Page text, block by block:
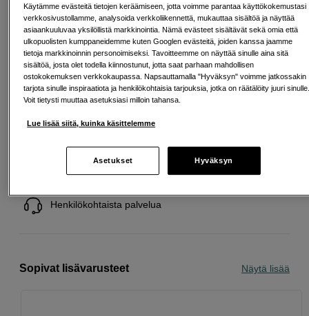
välilehteen)
Energialuokka
Tuotelehti
Ilmainen toimitus yli 200 EUR ostoksille
Osta nyt ja maksa myöhemmin
Henkilökohtaista palvelua
Sopivat lisävarusteet Näytä lisää
Käytämme evästeitä tietojen keräämiseen, jotta voimme parantaa käyttökokemustasi
verkkosivustollamme, analysoida verkkoliikennettä, mukauttaa sisältöä ja näyttää
asiaankuuluvaa yksilöllistä markkinointia. Nämä evästeet sisältävät sekä omia että
ulkopuolisten kumppaneidemme kuten Googlen evästeitä, joiden kanssa jaamme
tietoja markkinoinnin personoimiseksi. Tavoitteemme on näyttää sinulle aina sitä
sisältöä, josta olet todella kiinnostunut, jotta saat parhaan mahdollisen
ostokokemuksen verkkokaupassa. Napsauttamalla "Hyväksyn" voimme jatkossakin
tarjota sinulle inspiraatiota ja henkilökohtaisia tarjouksia, jotka on räätälöity juuri
Voit tietysti muuttaa asetuksiasi milloin tahansa.
Lue lisää siitä, kuinka käsittelemme
Asetukset Hyväksyn